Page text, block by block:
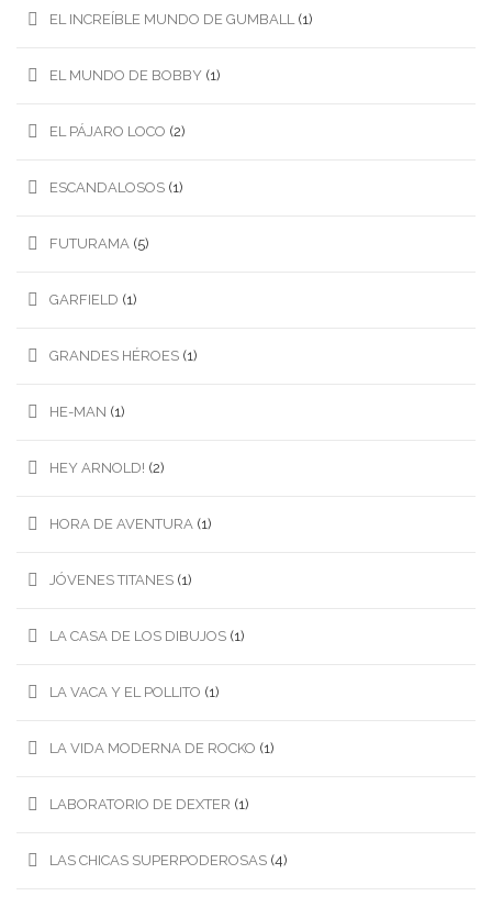
EL INCREÍBLE MUNDO DE GUMBALL (1)
EL MUNDO DE BOBBY (1)
EL PÁJARO LOCO (2)
ESCANDALOSOS (1)
FUTURAMA (5)
GARFIELD (1)
GRANDES HÉROES (1)
HE-MAN (1)
HEY ARNOLD! (2)
HORA DE AVENTURA (1)
JÓVENES TITANES (1)
LA CASA DE LOS DIBUJOS (1)
LA VACA Y EL POLLITO (1)
LA VIDA MODERNA DE ROCKO (1)
LABORATORIO DE DEXTER (1)
LAS CHICAS SUPERPODEROSAS (4)